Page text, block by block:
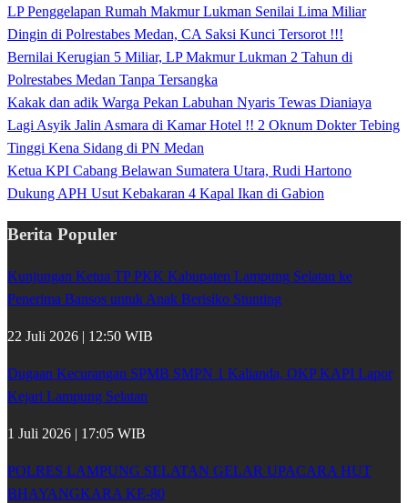
LP Penggelapan Rumah Makmur Lukman Senilai Lima Miliar
Dingin di Polrestabes Medan, CA Saksi Kunci Tersorot !!!
Bernilai Kerugian 5 Miliar, LP Makmur Lukman 2 Tahun di
Polrestabes Medan Tanpa Tersangka
Kakak dan adik Warga Pekan Labuhan Nyaris Tewas Dianiaya
Lagi Asyik Jalin Asmara di Kamar Hotel !! 2 Oknum Dokter Tebing
Tinggi Kena Sidang di PN Medan
Ketua KPI Cabang Belawan Sumatera Utara, Rudi Hartono
Dukung APH Usut Kebakaran 4 Kapal Ikan di Gabion
Berita Populer
Kunjungan Ketua TP PKK Kabupaten Lampung Selatan ke
Penerima Bansos untuk Anak Berisiko Stunting
22 Juli 2026 | 12:50 WIB
Dugaan Kecurangan SPMB SMPN 1 Kalianda, OKP KAPI Lapor
Kejari Lampung Selatan
1 Juli 2026 | 17:05 WIB
POLRES LAMPUNG SELATAN GELAR UPACARA HUT
BHAYANGKARA KE-80